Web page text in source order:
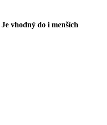
Je vhodný do i menších